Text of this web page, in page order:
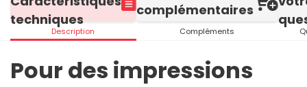
techniques
Description
complémentaires
Compléments
Pour des impressions